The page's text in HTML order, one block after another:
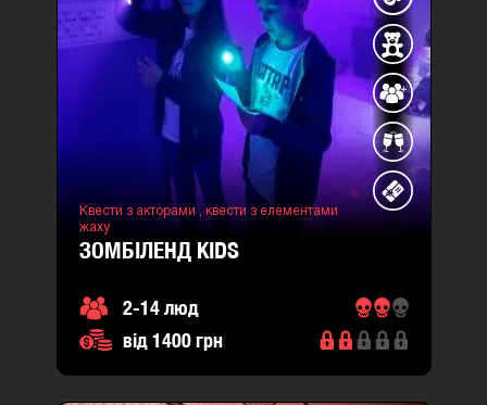
Квести з акторами , квести з елементами
жаху
ЗОМБІЛЕНД KIDS
2-14 люд
від 1400 грн